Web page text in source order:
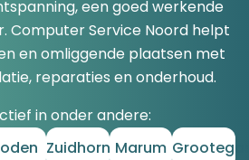
een goed werkende
Computer Service Noord helpt
en omliggende plaatsen met
reparaties en onderhoud.
in onder andere:
Zuidhorn Marum